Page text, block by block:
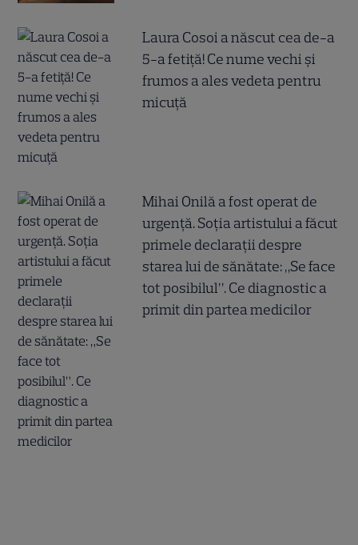
Laura Cosoi a născut cea de-a
5-a fetiță! Ce nume vechi și
frumos a ales vedeta pentru
micuță
Mihai Onilă a fost operat de
urgență. Soția artistului a făcut
primele declarații despre
starea lui de sănătate: „Se face
tot posibilul”. Ce diagnostic a
primit din partea medicilor